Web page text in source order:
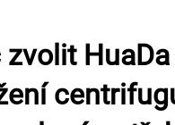
zvolit